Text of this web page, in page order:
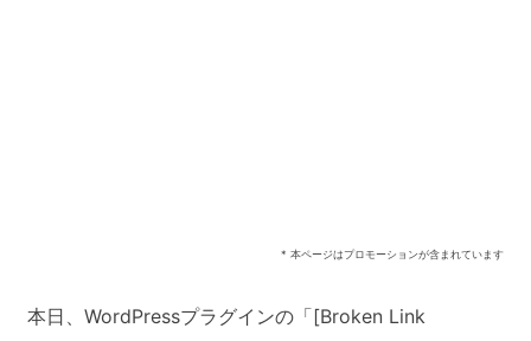
* 本ページはプロモーションが含まれています
本日、WordPressプラグインの「[Broken Link